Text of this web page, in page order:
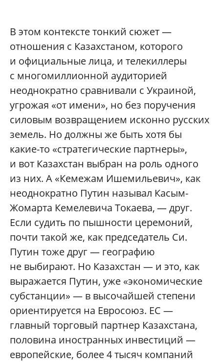
В этом контексте тонкий сюжет —
отношения с Казахстаном, которого
и официальные лица, и телекиллеры
с многомиллионной аудиторией
неоднократно сравнивали с Украиной,
угрожая «от имени», но без поручения
силовым возвращением исконно русских
земель. Но должны же быть хотя бы
какие-то «стратегические партнеры»,
и вот Казахстан выбран на роль одного
из них. А «Кемежам Ишемильевич», как
неоднократно Путин называл Касым-
Жомарта Кемелевича Токаева, — друг.
Если судить по пышности церемоний,
почти такой же, как председатель Си.
Путин тоже друг — географию
не выбирают. Но Казахстан — и это, как
выражается Путин, уже «экономические
субстанции» — в высочайшей степени
ориентируется на Евросоюз. ЕС —
главный торговый партнер Казахстана,
половина иностранных инвестиций —
европейские, более 4 тысяч компаний